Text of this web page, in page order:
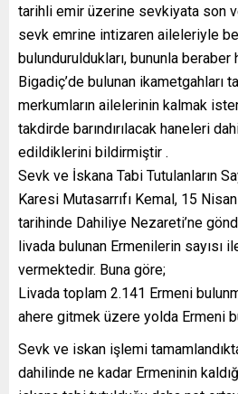
tarihli emir üzerine sevkiyata son
sevk emrine intizaren aileleriyle
bulunduruldukları, bununla
Bigadiç’de bulunan ikametgahları
merkumların ailelerinin kalmak
takdirde barındırılacak haneleri
edildiklerini bildirmiştir .
Sevk ve İskana Tabi Tutulanların
Karesi Mutasarrıfı Kemal, 15
tarihinde Dahiliye Nezareti’ne
livada bulunan Ermenilerin sayısı
vermektedir. Buna göre;
Livada toplam 2.141 Ermeni
ahere gitmek üzere yolda Ermeni
Sevk ve iskan işlemi
dahilinde ne kadar Ermeninin